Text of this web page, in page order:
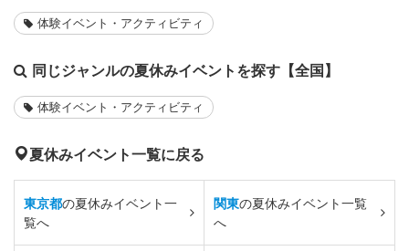
体験イベント・アクティビティ
同じジャンルの夏休みイベントを探す【全国】
体験イベント・アクティビティ
夏休みイベント一覧に戻る
東京都の夏休みイベント一
覧へ
関東の夏休みイベント一覧
へ